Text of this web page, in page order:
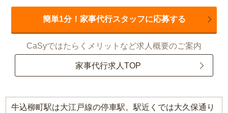
簡単1分！家事代行スタッフに応募する
CaSyではたらくメリットなど求人概要のご案内
家事代行求人TOP
牛込柳町駅は大江戸線の停車駅。駅近くでは大久保通り